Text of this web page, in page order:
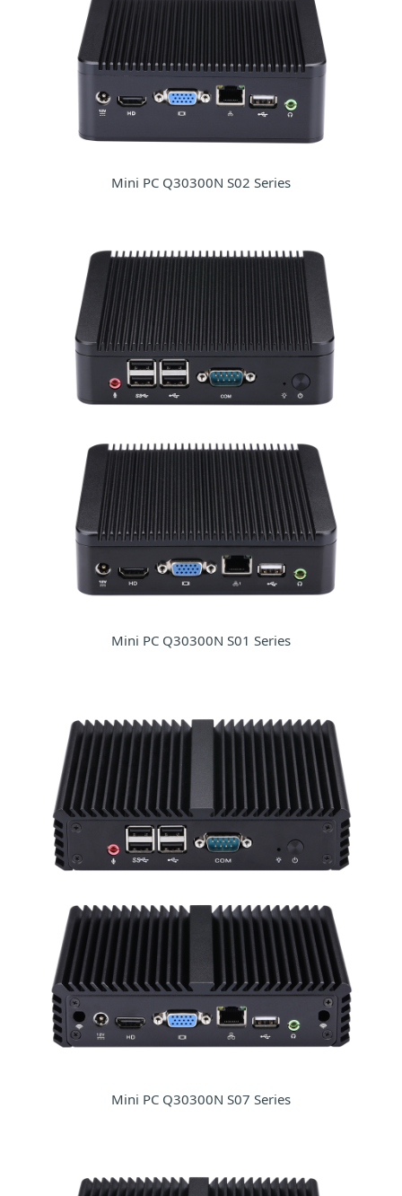
Mini PC Q30300N S02 Series
Mini PC Q30300N S01 Series
Mini PC Q30300N S07 Series